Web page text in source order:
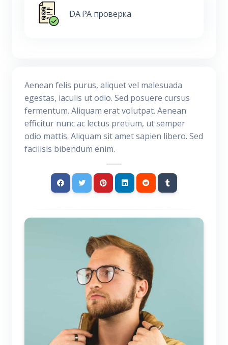
DA PA проверка
Aenean felis purus, aliquet vel malesuada
egestas, iaculis ut odio. Sed posuere cursus
fermentum. Aliquam erat volutpat. Aenean
efficitur nunc ac lectus pretium, ut semper
odio mattis. Aliquam sit amet sapien libero. Sed
facilisis bibendum enim.